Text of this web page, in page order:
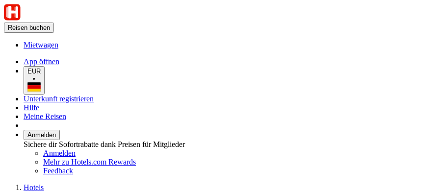
Reisen buchen
Mietwagen
App öffnen
EUR
•
Unterkunft registrieren
Hilfe
Meine Reisen
Anmelden
Sichere dir Sofortrabatte dank Preisen für Mitglieder
Anmelden
Mehr zu Hotels.com Rewards
Feedback
Hotels